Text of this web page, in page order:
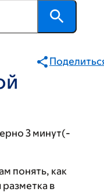
3 минут(-
понять, как
в